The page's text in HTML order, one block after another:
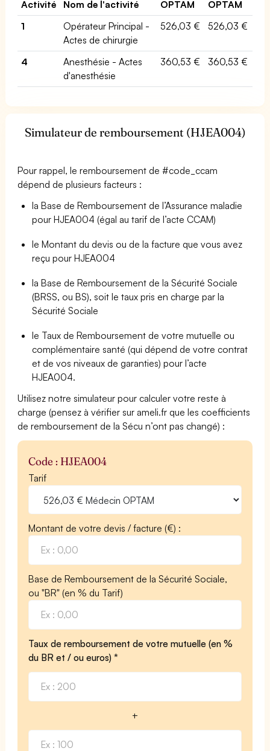
Activité Nom de l'activité
OPTAM
OPTAM
1
Opérateur Principal -
Actes de chirurgie
526,03 € 526,03 €
4
Anesthésie - Actes
d'anesthésie
360,53 € 360,53 €
Simulateur de remboursement (HJEA004)
Pour rappel, le remboursement de #code_ccam
dépend de plusieurs facteurs :
la Base de Remboursement de l’Assurance maladie
pour HJEA004 (égal au tarif de l’acte CCAM)
le Montant du devis ou de la facture que vous avez
reçu pour HJEA004
la Base de Remboursement de la Sécurité Sociale
(BRSS, ou BS), soit le taux pris en charge par la
Sécurité Sociale
le Taux de Remboursement de votre mutuelle ou
complémentaire santé (qui dépend de votre contrat
et de vos niveaux de garanties) pour l’acte
HJEA004.
Utilisez notre simulateur pour calculer votre reste à
charge (pensez à vérifier sur ameli.fr que les coefficients
de remboursement de la Sécu n’ont pas changé) :
Code : HJEA004
Tarif
Montant de votre devis / facture (€) :
Base de Remboursement de la Sécurité Sociale,
ou "BR" (en % du Tarif)
Taux de remboursement de votre mutuelle (en %
du BR et / ou euros) *
+